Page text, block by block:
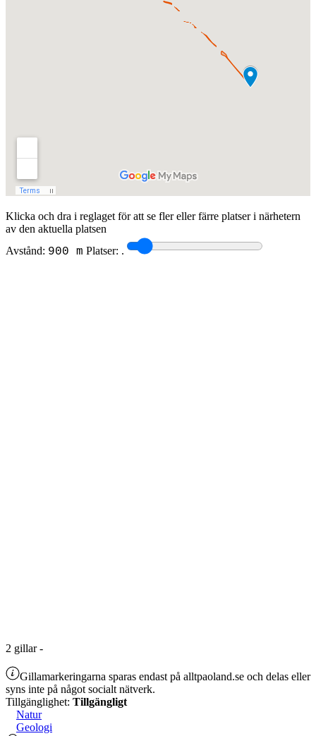
Klicka och dra i reglaget för att se fler eller färre platser i närhetern
av den aktuella platsen
Avstånd: 900 m Platser: .
2 gillar-
Gillamarkeringarna sparas endast på alltpaoland.se och delas eller
syns inte på något socialt nätverk.
Tillgänglighet: Tillgängligt
Natur
Geologi